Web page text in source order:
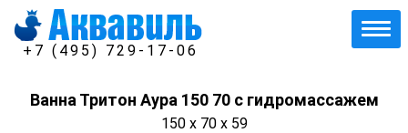
+7 (495) 729-17-06
Ванна Тритон Аура 150 70 с гидромассажем
150 x 70 x 59